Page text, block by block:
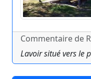
Commentaire de
Lavoir situé vers le